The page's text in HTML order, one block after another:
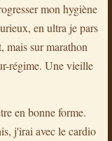
mon hygiène
en ultra je pars
mais sur marathon
régime. Une vieille
en bonne forme.
j'irai avec le cardio